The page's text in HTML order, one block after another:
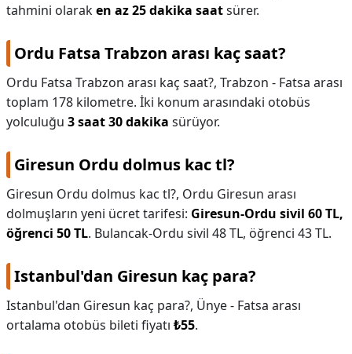
tahmini olaraken az 25 dakika saatsürer.
Ordu Fatsa Trabzon arası kaç saat?
Ordu Fatsa Trabzon arası kaç saat?, Trabzon - Fatsa arası
toplam 178 kilometre. İki konum arasındaki otobüs
yolculuğu 3 saat 30 dakika sürüyor.
Giresun Ordu dolmus kac tl?
Giresun Ordu dolmus kac tl?, Ordu Giresun arası
dolmuşların yeni ücret tarifesi: Giresun-Ordu sivil 60 TL,
öğrenci 50 TL. Bulancak-Ordu sivil 48 TL, öğrenci 43 TL.
Istanbul'dan Giresun kaç para?
Istanbul'dan Giresun kaç para?, Ünye - Fatsa arası
ortalama otobüs bileti fiyatı ₺55.